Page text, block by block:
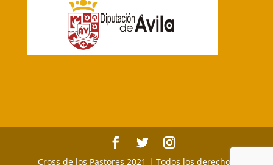
Cross de los Pastores 2021 | Todos los derechos